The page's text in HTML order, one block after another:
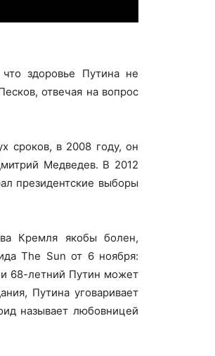
здоровье Путина не
отвечая на вопрос
сроков, в 2008 году, он
Медведев. В 2012
президентские выборы
Кремля якобы болен,
The Sun от 6 ноября:
68-летний Путин может
Путина уговаривает
называет любовницей